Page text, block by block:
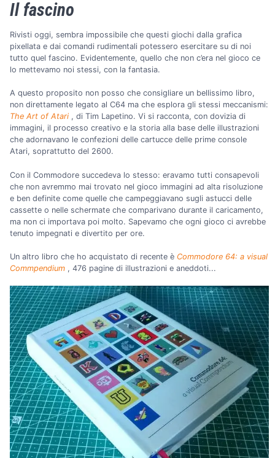
Il fascino
Rivisti oggi, sembra impossibile che questi giochi dalla grafica
pixellata e dai comandi rudimentali potessero esercitare su di noi
tutto quel fascino. Evidentemente, quello che non c’era nel gioco ce
lo mettevamo noi stessi, con la fantasia.
A questo proposito non posso che consigliare un bellissimo libro,
non direttamente legato al C64 ma che esplora gli stessi meccanismi:
The Art of Atari , di Tim Lapetino. Vi si racconta, con dovizia di
immagini, il processo creativo e la storia alla base delle illustrazioni
che adornavano le confezioni delle cartucce delle prime console
Atari, soprattutto del 2600.
Con il Commodore succedeva lo stesso: eravamo tutti consapevoli
che non avremmo mai trovato nel gioco immagini ad alta risoluzione
e ben definite come quelle che campeggiavano sugli astucci delle
cassette o nelle schermate che comparivano durante il caricamento,
ma non ci importava poi molto. Sapevamo che ogni gioco ci avrebbe
tenuto impegnati e divertito per ore.
Un altro libro che ho acquistato di recente è Commodore 64: a visual
Commpendium , 476 pagine di illustrazioni e aneddoti...